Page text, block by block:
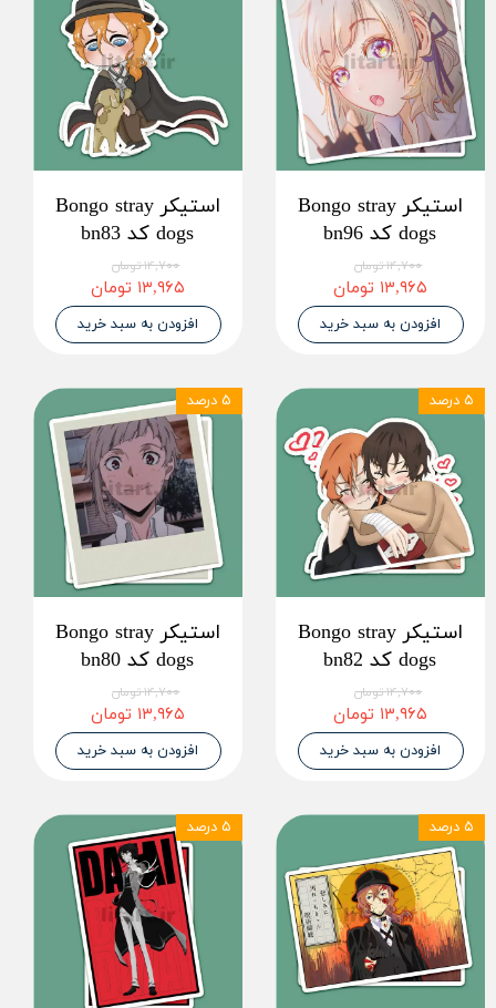
استیکر Bongo stray
dogs کد bn96
۱۴,۷۰۰ تومان
۱۳,۹۶۵ تومان
افزودن به سبد خرید
استیکر Bongo stray
dogs کد bn83
۱۴,۷۰۰ تومان
۱۳,۹۶۵ تومان
افزودن به سبد خرید
استیکر Bongo stray
dogs کد bn82
۱۴,۷۰۰ تومان
۱۳,۹۶۵ تومان
افزودن به سبد خرید
۵ درصد
استیکر Bongo stray
dogs کد bn80
۱۴,۷۰۰ تومان
۱۳,۹۶۵ تومان
افزودن به سبد خرید
۵ درصد
۵ درصد ۵ درصد